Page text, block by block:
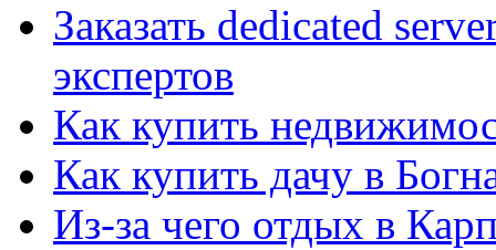
Заказать dedicated
экспертов
Как купить
Как купить дачу в
Из-за чего отдых в